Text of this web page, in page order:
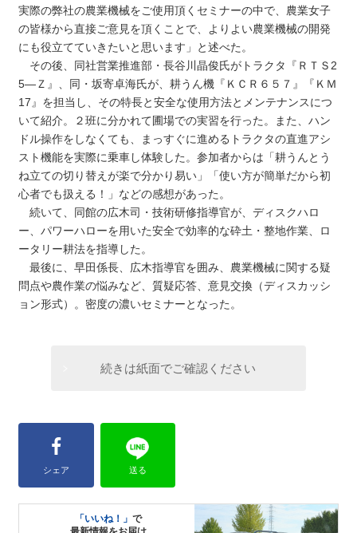
実際の弊社の農業機械をご使用頂くセミナーの中で、農業女子
の皆様から直接ご意見を頂くことで、よりよい農業機械の開発
にも役立てていきたいと思います」と述べた。
その後、同社営業推進部・長谷川晶俊氏がトラクタ『ＲＴＳ2
5—Ｚ』、同・坂寄卓海氏が、耕うん機『ＫＣＲ６５７』『ＫＭ
17』を担当し、その特長と安全な使用方法とメンテナンスにつ
いて紹介。２班に分かれて圃場での実習を行った。また、ハン
ドル操作をしなくても、まっすぐに進めるトラクタの直進アシ
スト機能を実際に乗車し体験した。参加者からは「耕うんとう
ね立ての切り替えが楽で分かり易い」「使い方が簡単だから初
心者でも扱える！」などの感想があった。
続いて、同館の広木司・技術研修指導官が、ディスクハロ
ー、パワーハローを用いた安全で効率的な砕土・整地作業、ロ
ータリー耕法を指導した。
最後に、早田係長、広木指導官を囲み、農業機械に関する疑
問点や農作業の悩みなど、質疑応答、意見交換（ディスカッシ
ョン形式）。密度の濃いセミナーとなった。
続きは紙面でご確認ください
シェア 送る
「いいね！」で